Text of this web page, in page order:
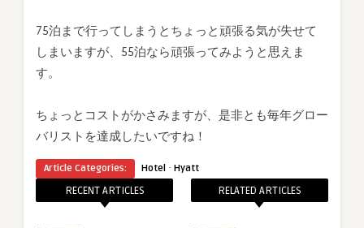
75泊まで行ってしまうとちょっと頑張る気が失せて
しまいますが、55泊なら頑張ってみようと思えま
す。
ちょっとコストがかさみますが、是非とも毎年グロー
バリストを達成したいですね！
Article Categories: Hotel · Hyatt
RECENT ARTICLES RELATED ARTICLES